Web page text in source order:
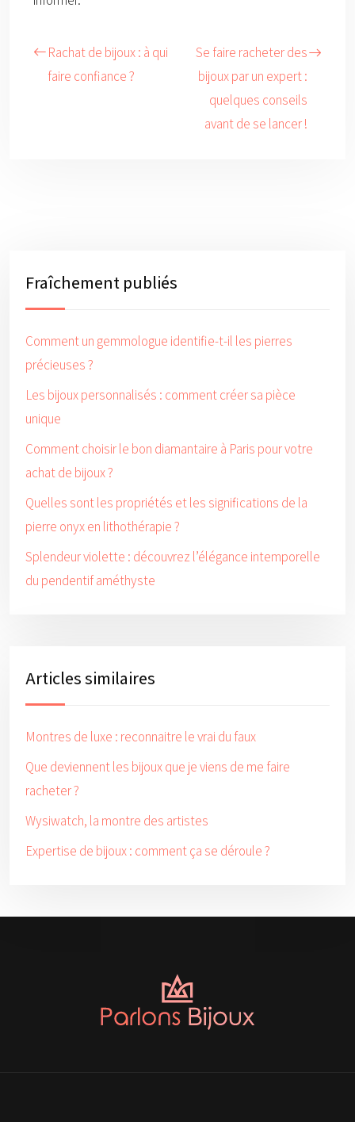
Rachat de bijoux : à qui
faire confiance ?
Se faire racheter des
bijoux par un expert :
quelques conseils
avant de se lancer !
Fraîchement publiés
Comment un gemmologue identifie-t-il les pierres
précieuses ?
Les bijoux personnalisés : comment créer sa pièce
unique
Comment choisir le bon diamantaire à Paris pour votre
achat de bijoux ?
Quelles sont les propriétés et les significations de la
pierre onyx en lithothérapie ?
Splendeur violette : découvrez l’élégance intemporelle
du pendentif améthyste
Articles similaires
Montres de luxe : reconnaitre le vrai du faux
Que deviennent les bijoux que je viens de me faire
racheter ?
Wysiwatch, la montre des artistes
Expertise de bijoux : comment ça se déroule ?